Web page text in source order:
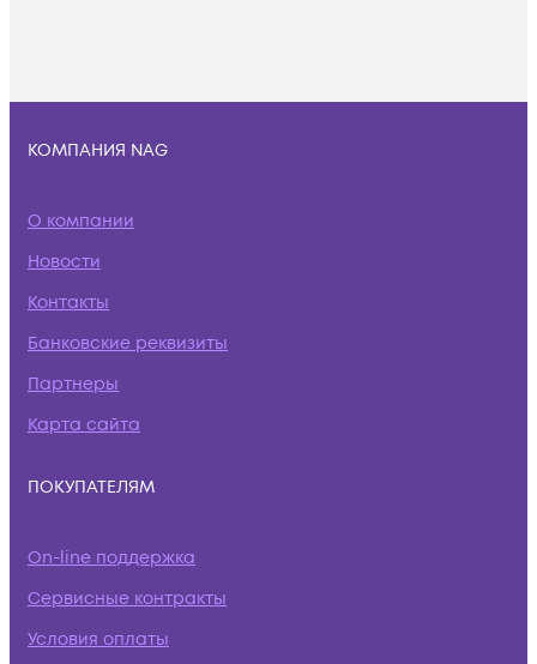
КОМПАНИЯ NAG
О компании
Новости
Контакты
Банковские реквизиты
Партнеры
Карта сайта
ПОКУПАТЕЛЯМ
On-line поддержка
Сервисные контракты
Условия оплаты